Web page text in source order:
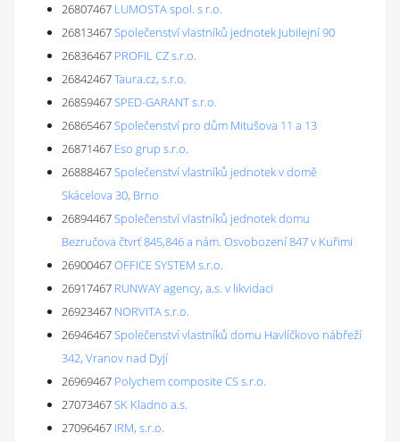
26807467 LUMOSTA spol. s r.o.
26813467Společenství vlastníků jednotek Jubilejní 90
26836467 PROFIL CZ s.r.o.
26842467Taura.cz, s.r.o.
26859467SPED-GARANT s.r.o.
26865467Společenství pro dům Mitušova 11 a 13
26871467 Eso grup s.r.o.
26888467Společenství vlastníků jednotek v domě
Skácelova 30, Brno
26894467Společenství vlastníků jednotek domu
Bezručova čtvrť 845,846 a nám. Osvobození 847 v Kuřimi
26900467OFFICE SYSTEM s.r.o.
26917467 RUNWAY agency, a.s. v likvidaci
26923467 NORVITA s.r.o.
26946467Společenství vlastníků domu Havlíčkovo nábřeží
342, Vranov nad Dyjí
26969467 Polychem composite CS s.r.o.
27073467SK Kladno a.s.
27096467 IRM, s.r.o.